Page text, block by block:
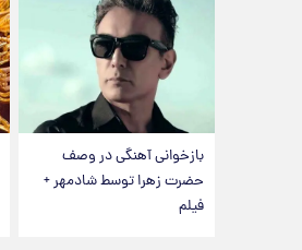
بازخوانی آهنگی در وصف
حضرت زهرا توسط شادمهر +
فیلم